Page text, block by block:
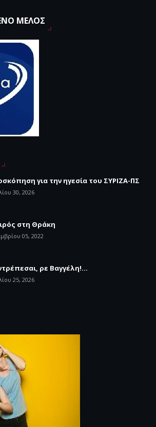
ΜΕΛΟΣ
για την ηγεσία του ΣΥΡΙΖΑ-ΠΣ
30, 2026
στη Θράκη
05, 2022
ρε Βαγγέλη!...
25, 2026